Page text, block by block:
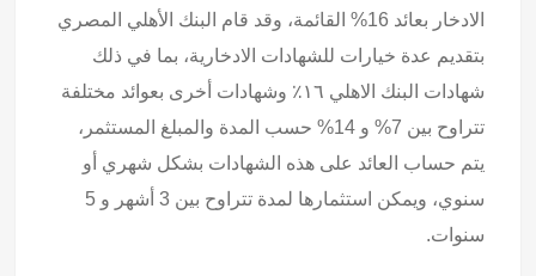
الادخار بعائد 16% القائمة، وقد قام البنك الأهلي المصري
بتقديم عدة خيارات للشهادات الادخارية، بما في ذلك
شهادات البنك الاهلي ١٦٪ وشهادات أخرى بعوائد مختلفة
تتراوح بين 7% و 14% حسب المدة والمبلغ المستثمر،
يتم حساب العائد على هذه الشهادات بشكل شهري أو
سنوي، ويمكن استثمارها لمدة تتراوح بين 3 أشهر و 5
سنوات.